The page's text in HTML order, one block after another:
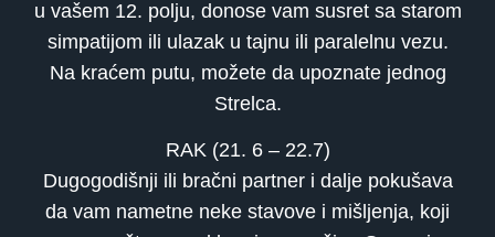
u vašem 12. polju, donose vam susret sa starom
simpatijom ili ulazak u tajnu ili paralelnu vezu.
Na kraćem putu, možete da upoznate jednog
Strelca.
RAK (21. 6 – 22.7)
Dugogodišnji ili bračni partner i dalje pokušava
da vam nametne neke stavove i mišljenja, koji